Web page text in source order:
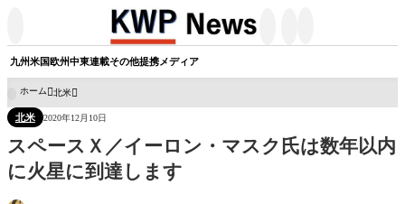
九州米国欧州中東連載その他提携メディア
ホーム 北米
北米 2020年12月10日
スペースＸ／イーロン・マスク氏は数年以内
に火星に到達します